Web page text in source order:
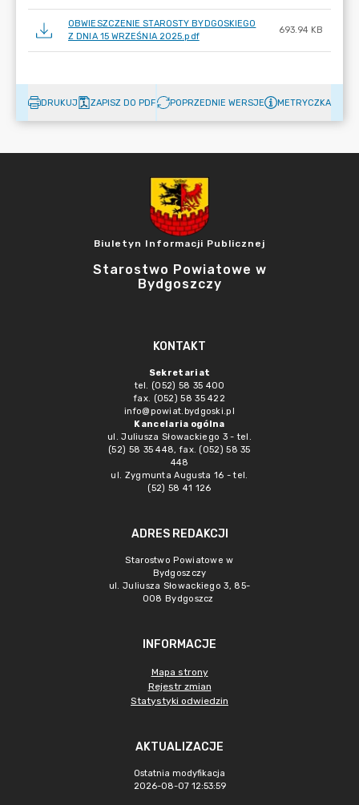
OBWIESZCZENIE STAROSTY BYDGOSKIEGO
Z DNIA 15 WRZEŚNIA 2025.pdf
693.94 KB
DRUKUJ ZAPISZ DO PDF POPRZEDNIE WERSJE METRYCZKA
Biuletyn Informacji Publicznej
Starostwo Powiatowe w
Bydgoszczy
KONTAKT
Sekretariat
tel. (052) 58 35 400
fax. (052) 58 35 422
info@powiat.bydgoski.pl
Kancelaria ogólna
ul. Juliusza Słowackiego 3 - tel.
(52) 58 35 448, fax. (052) 58 35
448
ul. Zygmunta Augusta 16 - tel.
(52) 58 41 126
ADRES REDAKCJI
Starostwo Powiatowe w
Bydgoszczy
ul. Juliusza Słowackiego 3, 85-
008 Bydgoszcz
INFORMACJE
Mapa strony
Rejestr zmian
Statystyki odwiedzin
AKTUALIZACJE
Ostatnia modyfikacja
2026-08-07 12:53:59